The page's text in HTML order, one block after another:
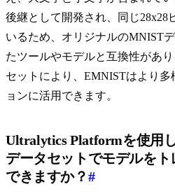
後継として開発され、同じ28x28
いるため、オリジナルのMNIST
たツールやモデルと互換性があ
セットにより、EMNISTはより
ョンに活用できます。
Ultralytics Platformを使用
データセットでモデルを
できますか？#